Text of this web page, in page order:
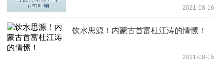
2021-08-16
饮水思源！内蒙古首富杜江涛的情愫！
2021-08-15